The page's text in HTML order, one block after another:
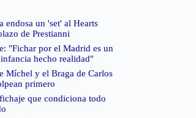
endosa un 'set' al Hearts
de Prestianni
"Fichar por el Madrid es un
hecho realidad"
Míchel y el Braga de Carlos
primero
que condiciona todo